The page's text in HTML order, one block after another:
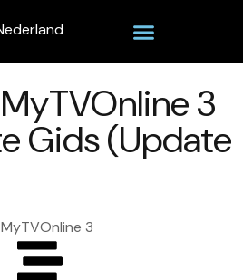
3
Gids (Update